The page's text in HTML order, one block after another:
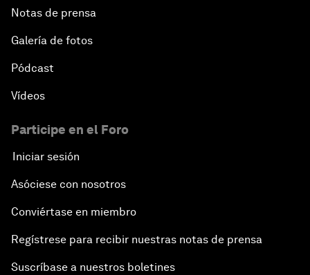
Notas de prensa
Galería de fotos
Pódcast
Vídeos
Participe en el Foro
Iniciar sesión
Asóciese con nosotros
Conviértase en miembro
Regístrese para recibir nuestras notas de prensa
Suscríbase a nuestros boletines